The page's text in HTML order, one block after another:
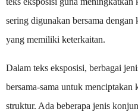
sering digunakan bersama
yang memiliki keterkaitan.
Dalam teks eksposisi, berbagai
bersama-sama untuk menciptakan
struktur. Ada beberapa jenis